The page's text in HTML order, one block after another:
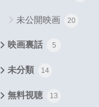
未公開映画 20
映画裏話 5
未分類 14
無料視聴 13